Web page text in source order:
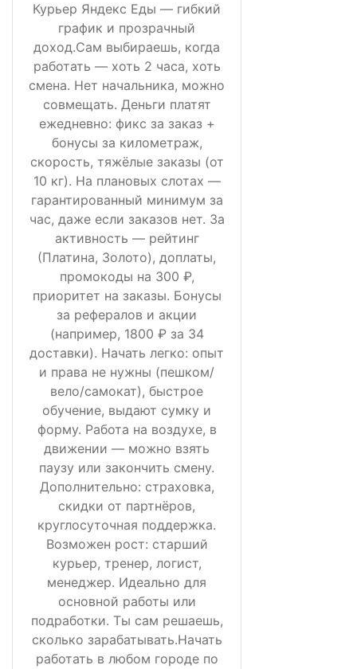
Курьер Яндекс Еды — гибкий
график и прозрачный
доход.Сам выбираешь, когда
работать — хоть 2 часа, хоть
смена. Нет начальника, можно
совмещать. Деньги платят
ежедневно: фикс за заказ +
бонусы за километраж,
скорость, тяжёлые заказы (от
10 кг). На плановых слотах —
гарантированный минимум за
час, даже если заказов нет. За
активность — рейтинг
(Платина, Золото), доплаты,
промокоды на 300 ₽,
приоритет на заказы. Бонусы
за рефералов и акции
(например, 1800 ₽ за 34
доставки). Начать легко: опыт
и права не нужны (пешком/
вело/самокат), быстрое
обучение, выдают сумку и
форму. Работа на воздухе, в
движении — можно взять
паузу или закончить смену.
Дополнительно: страховка,
скидки от партнёров,
круглосуточная поддержка.
Возможен рост: старший
курьер, тренер, логист,
менеджер. Идеально для
основной работы или
подработки. Ты сам решаешь,
сколько зарабатывать.Начать
работать в любом городе по